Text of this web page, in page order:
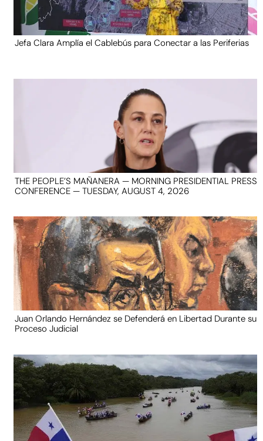
Jefa Clara Amplía el Cablebús para Conectar a las Periferias
THE PEOPLE’S MAÑANERA — MORNING PRESIDENTIAL PRESS
CONFERENCE — TUESDAY, AUGUST 4, 2026
Juan Orlando Hernández se Defenderá en Libertad Durante su
Proceso Judicial